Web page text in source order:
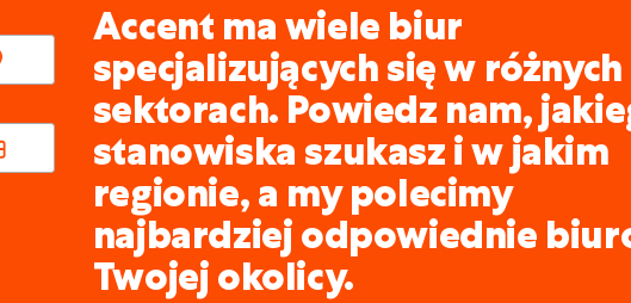
Accent ma wiele biur
specjalizujących się w różnych
sektorach. Powiedz nam,
stanowiska szukasz i w jakim
regionie, a my polecimy
najbardziej odpowiednie
Twojej okolicy.